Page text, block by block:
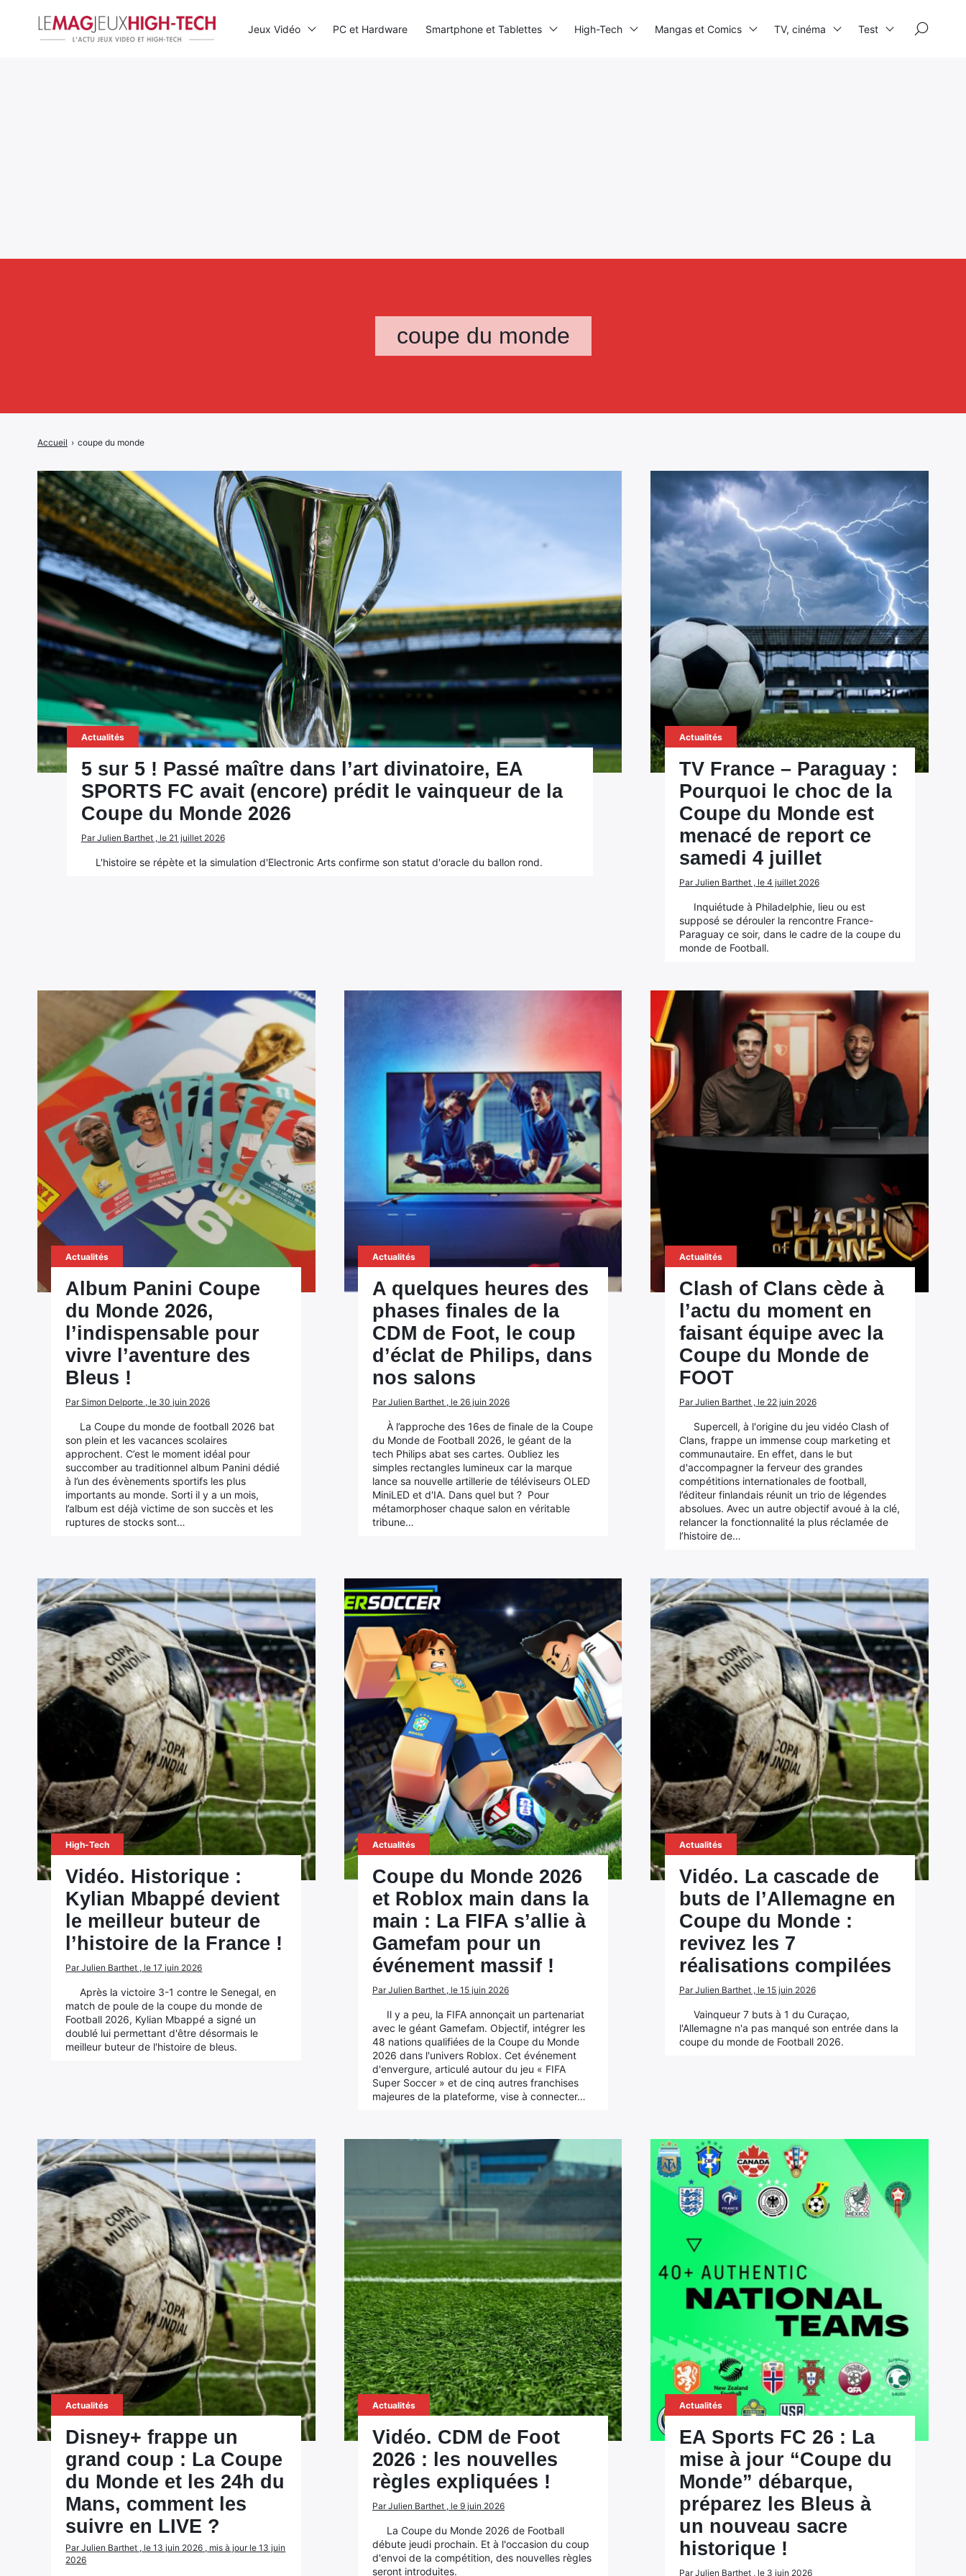
coupe du monde
Accueil › coupe du monde
Actualités
5 sur 5 ! Passé maître dans l’art divinatoire, EA
SPORTS FC avait (encore) prédit le vainqueur de la
Coupe du Monde 2026
Par Julien Barthet , le 21 juillet 2026
L'histoire se répète et la simulation d'Electronic Arts confirme son statut d'oracle du ballon rond.
Actualités
TV France – Paraguay :
Pourquoi le choc de la
Coupe du Monde est
menacé de report ce
samedi 4 juillet
Par Julien Barthet , le 4 juillet 2026
Inquiétude à Philadelphie, lieu ou est
supposé se dérouler la rencontre France-
Paraguay ce soir, dans le cadre de la coupe du
monde de Football.
Actualités
Album Panini Coupe
du Monde 2026,
l’indispensable pour
vivre l’aventure des
Bleus !
Par Simon Delporte , le 30 juin 2026
La Coupe du monde de football 2026 bat
son plein et les vacances scolaires
approchent. C’est le moment idéal pour
succomber au traditionnel album Panini dédié
à l’un des évènements sportifs les plus
importants au monde. Sorti il y a un mois,
l’album est déjà victime de son succès et les
ruptures de stocks sont…
Actualités
A quelques heures des
phases finales de la
CDM de Foot, le coup
d’éclat de Philips, dans
nos salons
Par Julien Barthet , le 26 juin 2026
À l’approche des 16es de finale de la Coupe
du Monde de Football 2026, le géant de la
tech Philips abat ses cartes. Oubliez les
simples rectangles lumineux car la marque
lance sa nouvelle artillerie de téléviseurs OLED
MiniLED et d'IA. Dans quel but ? Pour
métamorphoser chaque salon en véritable
tribune…
Actualités
Clash of Clans cède à
l’actu du moment en
faisant équipe avec la
Coupe du Monde de
FOOT
Par Julien Barthet , le 22 juin 2026
Supercell, à l'origine du jeu vidéo Clash of
Clans, frappe un immense coup marketing et
communautaire. En effet, dans le but
d'accompagner la ferveur des grandes
compétitions internationales de football,
l’éditeur finlandais réunit un trio de légendes
absolues. Avec un autre objectif avoué à la clé,
relancer la fonctionnalité la plus réclamée de
l’histoire de…
High-Tech
Vidéo. Historique :
Kylian Mbappé devient
le meilleur buteur de
l’histoire de la France !
Par Julien Barthet , le 17 juin 2026
Après la victoire 3-1 contre le Senegal, en
match de poule de la coupe du monde de
Football 2026, Kylian Mbappé a signé un
doublé lui permettant d'être désormais le
meilleur buteur de l'histoire de bleus.
Actualités
Coupe du Monde 2026
et Roblox main dans la
main : La FIFA s’allie à
Gamefam pour un
événement massif !
Par Julien Barthet , le 15 juin 2026
Il y a peu, la FIFA annonçait un partenariat
avec le géant Gamefam. Objectif, intégrer les
48 nations qualifiées de la Coupe du Monde
2026 dans l'univers Roblox. Cet événement
d'envergure, articulé autour du jeu « FIFA
Super Soccer » et de cinq autres franchises
majeures de la plateforme, vise à connecter…
Actualités
Vidéo. La cascade de
buts de l’Allemagne en
Coupe du Monde :
revivez les 7
réalisations compilées
Par Julien Barthet , le 15 juin 2026
Vainqueur 7 buts à 1 du Curaçao,
l'Allemagne n'a pas manqué son entrée dans la
coupe du monde de Football 2026.
Actualités
Disney+ frappe un
grand coup : La Coupe
du Monde et les 24h du
Mans, comment les
suivre en LIVE ?
Par Julien Barthet , le 13 juin 2026 , mis à jour le 13 juin
2026
Actualités
Vidéo. CDM de Foot
2026 : les nouvelles
règles expliquées !
Par Julien Barthet , le 9 juin 2026
La Coupe du Monde 2026 de Football
débute jeudi prochain. Et à l'occasion du coup
d'envoi de la compétition, des nouvelles règles
seront introduites.
Actualités
EA Sports FC 26 : La
mise à jour “Coupe du
Monde” débarque,
préparez les Bleus à
un nouveau sacre
historique !
Par Julien Barthet , le 3 juin 2026
Jeux Vidéo PC et Hardware Smartphone et Tablettes High-Tech Mangas et Comics TV, cinéma Test